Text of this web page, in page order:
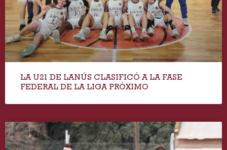
LA U21 DE LANÚS CLASIFICÓ A LA FASE
FEDERAL DE LA LIGA PRÓXIMO